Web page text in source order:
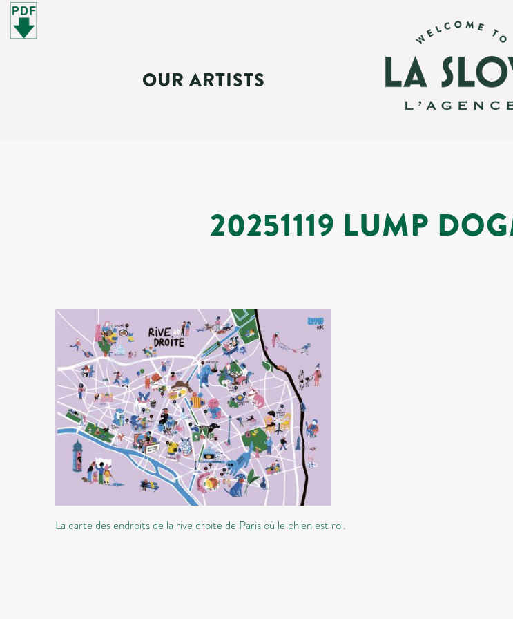
OUR ARTISTS
20251119 LUMP
La carte des endroits de la rive droite de Paris où le chien est roi.